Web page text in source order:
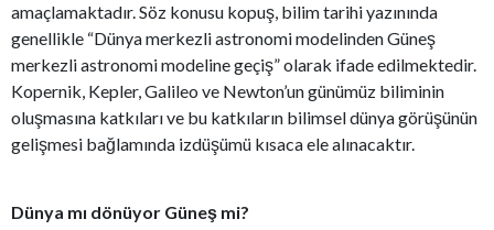
amaçlamaktadır. Söz konusu kopuş, bilim tarihi yazınında
genellikle “Dünya merkezli astronomi modelinden Güneş
merkezli astronomi modeline geçiş” olarak ifade edilmektedir.
Kopernik, Kepler, Galileo ve Newton’un günümüz biliminin
oluşmasına katkıları ve bu katkıların bilimsel dünya görüşünün
gelişmesi bağlamında izdüşümü kısaca ele alınacaktır.
Dünya mı dönüyor Güneş mi?